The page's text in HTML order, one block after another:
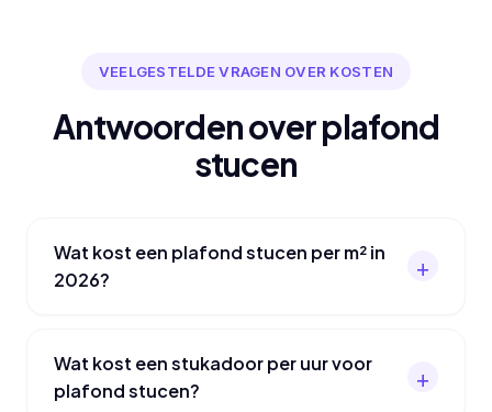
VEELGESTELDE VRAGEN OVER KOSTEN
Antwoorden over plafond
stucen
Wat kost een plafond stucen per m² in
2026?
Wat kost een stukadoor per uur voor
plafond stucen?